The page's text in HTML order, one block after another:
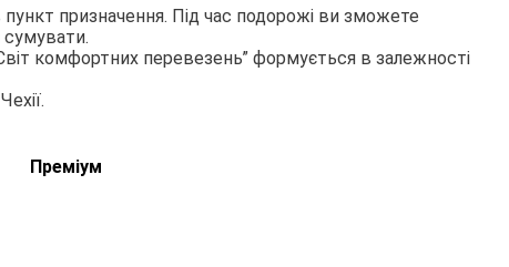
призначення. Під час подорожі ви зможете
комфортних перевезень” формується в залежності
Преміум